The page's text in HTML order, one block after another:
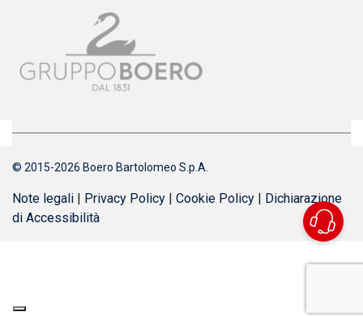
© 2015-2026 Boero Bartolomeo S.p.A.
Note legali | Privacy Policy | Cookie Policy | Dichiarazione
di Accessibilità